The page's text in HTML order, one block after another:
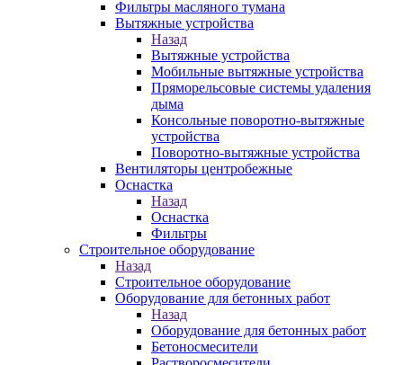
Фильтры масляного тумана
Вытяжные устройства
Назад
Вытяжные устройства
Мобильные вытяжные устройства
Пряморельсовые системы удаления
дыма
Консольные поворотно-вытяжные
устройства
Поворотно-вытяжные устройства
Вентиляторы центробежные
Оснастка
Назад
Оснастка
Фильтры
Строительное оборудование
Назад
Строительное оборудование
Оборудование для бетонных работ
Назад
Оборудование для бетонных работ
Бетоносмесители